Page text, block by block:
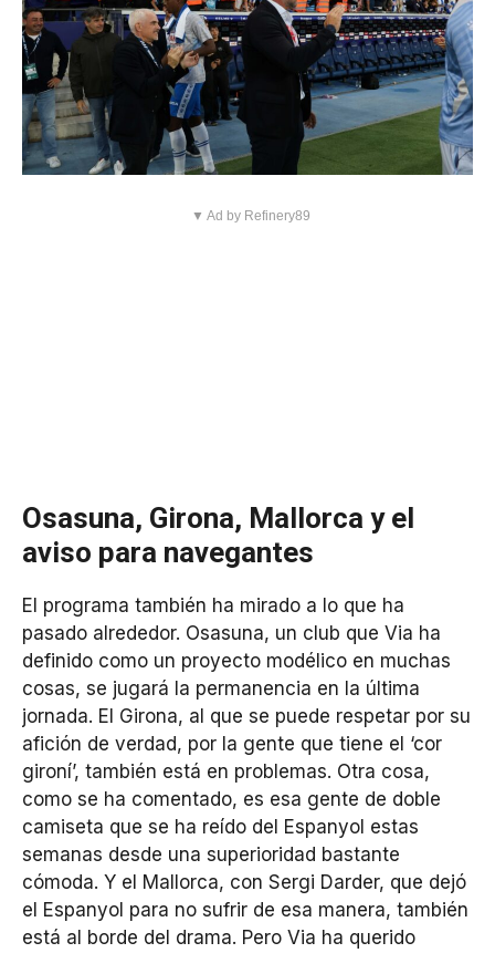
▼ Ad by Refinery89
Osasuna, Girona, Mallorca y el
aviso para navegantes
El programa también ha mirado a lo que ha
pasado alrededor. Osasuna, un club que Via ha
definido como un proyecto modélico en muchas
cosas, se jugará la permanencia en la última
jornada. El Girona, al que se puede respetar por su
afición de verdad, por la gente que tiene el ‘cor
gironí’, también está en problemas. Otra cosa,
como se ha comentado, es esa gente de doble
camiseta que se ha reído del Espanyol estas
semanas desde una superioridad bastante
cómoda. Y el Mallorca, con Sergi Darder, que dejó
el Espanyol para no sufrir de esa manera, también
está al borde del drama. Pero Via ha querido